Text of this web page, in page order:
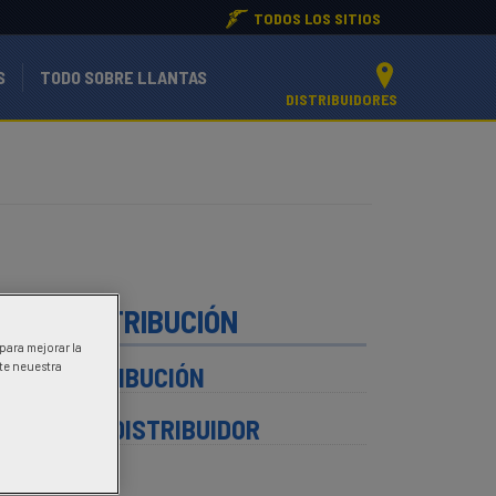
TODOS LOS SITIOS
TODO SOBRE LLANTAS
DISTRIBUIDORES
DE DISTRIBUCIÓN
DE DISTRIBUCIÓN
DISTRIBUIDOR
mejorar la
neuestra